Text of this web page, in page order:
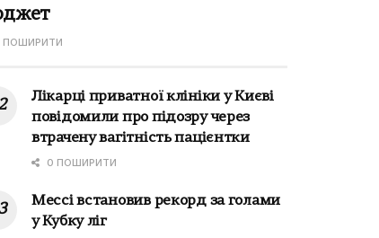
ПОШИРИТИ
Лікарці приватної клініки у Києві
повідомили про підозру через
втрачену вагітність пацієнтки
0 ПОШИРИТИ
Мессі встановив рекорд за голами
у Кубку ліг